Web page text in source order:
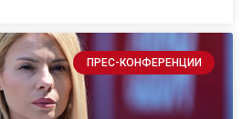
ПРЕС-КОНФЕРЕНЦИИ